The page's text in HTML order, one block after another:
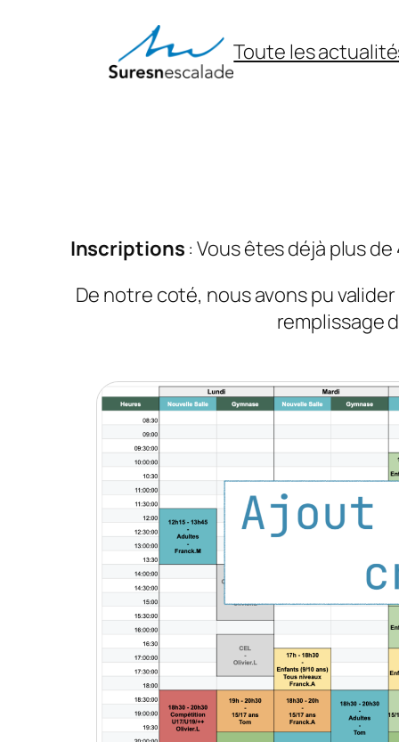
Toute les
Inscriptions : Vous êtes déjà plus
De notre coté, nous avons pu
remplissage